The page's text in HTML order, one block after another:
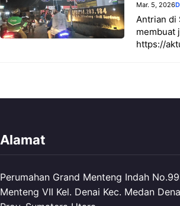
Mar. 5, 2026
Antrian di
membuat
‎https://
Alamat
Perumahan Grand Menteng Indah
Menteng VII Kel. Denai Kec. Medan